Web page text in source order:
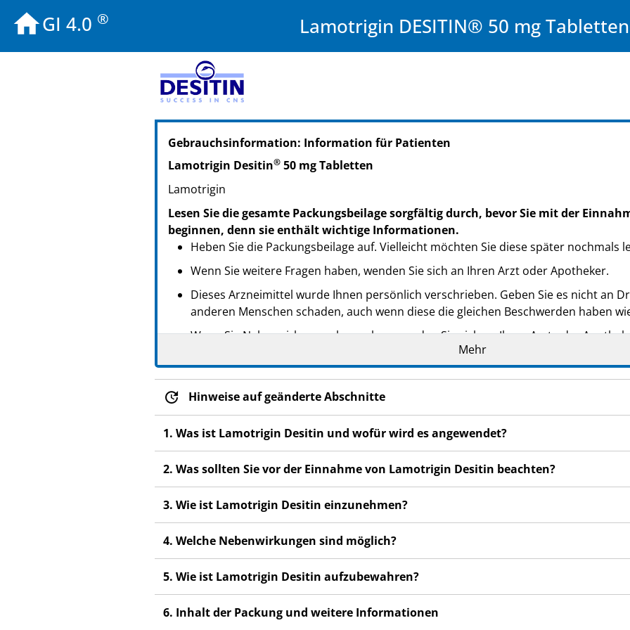
GI 4.0 ® Lamotrigin DESITIN® 50 mg Tabletten
PZN: 03360756
PPN: 110336075681
NTIN: 04150033607564
PPN: 110336081650
NTIN: 04150033608165
Gebrauchsinformation: Information für Patienten
Lamotrigin Desitin® 50 mg Tabletten
Lamotrigin
Lesen Sie die gesamte Packungsbeilage sorgfältig durch, bevor Sie mit der
beginnen, denn sie enthält wichtige Informationen.
Heben Sie die Packungsbeilage auf. Vielleicht möchten Sie diese später nochmals
Wenn Sie weitere Fragen haben, wenden Sie sich an Ihren Arzt oder Apotheker.
Dieses Arzneimittel wurde Ihnen persönlich verschrieben. Geben Sie es nicht an
anderen Menschen schaden, auch wenn diese die gleichen Beschwerden haben
Wenn Sie Nebenwirkungen bemerken, wenden Sie sich an Ihren Arzt oder
Nebenwirkungen, die nicht in dieser Packungsbeilage angegeben sind. Siehe
Mehr
Hinweise auf geänderte Abschnitte
1. Was ist Lamotrigin Desitin und wofür wird es angewendet?
2. Was sollten Sie vor der Einnahme von Lamotrigin Desitin beachten?
3. Wie ist Lamotrigin Desitin einzunehmen?
4. Welche Nebenwirkungen sind möglich?
5. Wie ist Lamotrigin Desitin aufzubewahren?
6. Inhalt der Packung und weitere Informationen